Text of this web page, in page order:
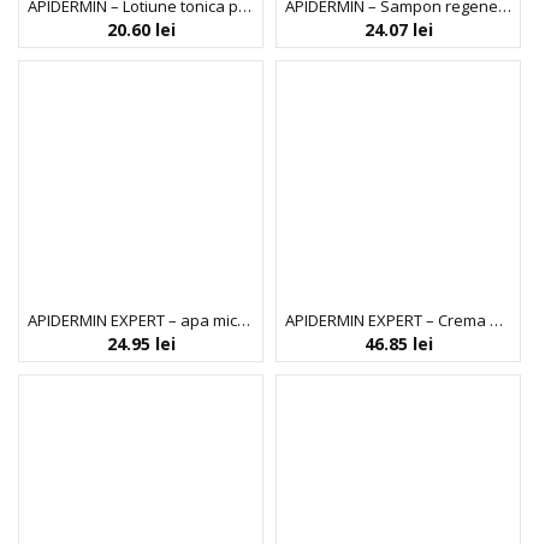
APIDERMIN – Lotiune tonica pentru fata, cu laptisor de matca si polen 125 ml
20.60 lei
APIDERMIN – Sampon regenerant cu laptisor de matca
24.07 lei
APIDERMIN EXPERT – apa micelara
24.95 lei
APIDERMIN EXPERT – Crema de noapte
46.85 lei